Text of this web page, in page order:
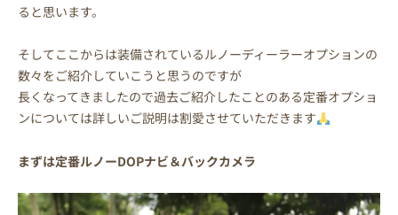
ると思います。
そしてここからは装備されているルノーディーラーオプションの
数々をご紹介していこうと思うのですが
長くなってきましたので過去ご紹介したことのある定番オプショ
ンについては詳しいご説明は割愛させていただきます
まずは定番ルノーDOPナビ＆バックカメラ